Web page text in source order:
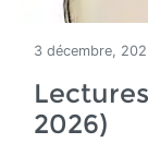
3 décembre,
2026)